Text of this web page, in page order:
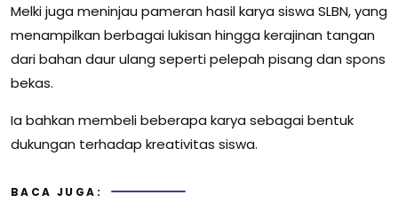
Melki juga meninjau pameran hasil karya siswa SLBN, yang
menampilkan berbagai lukisan hingga kerajinan tangan
dari bahan daur ulang seperti pelepah pisang dan spons
bekas.
Ia bahkan membeli beberapa karya sebagai bentuk
dukungan terhadap kreativitas siswa.
BACA JUGA: